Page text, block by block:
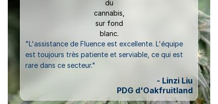
"L'assistance de Fluence est excellente. L'équipe
est toujours très patiente et serviable, ce qui est
rare dans ce secteur."
- Linzi Liu
PDG d'Oakfruitland